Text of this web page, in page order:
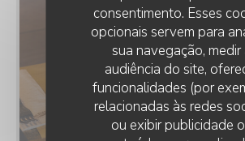
consentimento. Esses
opcionais servem para
sua navegação, medir
audiência do site,
funcionalidades (por
relacionadas às redes
ou exibir publicidade